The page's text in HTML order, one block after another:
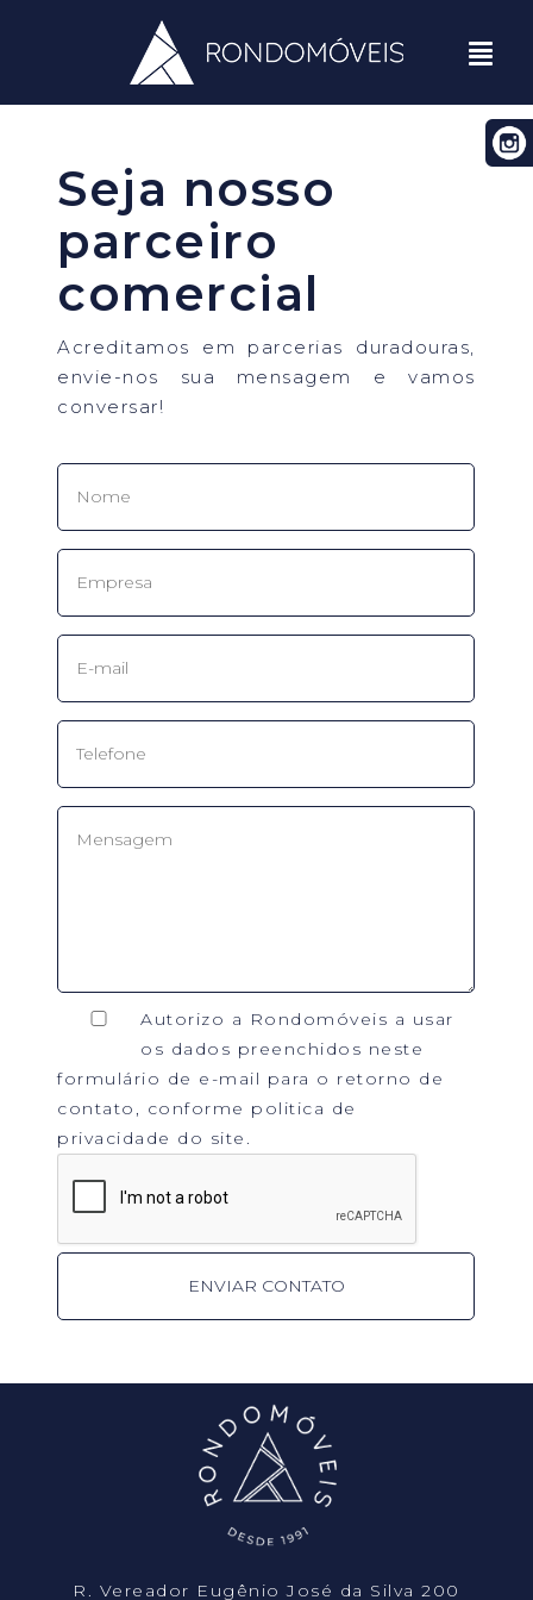
Seja nosso
parceiro
comercial
Acreditamos em parcerias duradouras,
envie-nos sua mensagem e vamos
conversar!
Autorizo a Rondomóveis a usar
os dados preenchidos neste
formulário de e-mail para o retorno de
contato, conforme politica de
privacidade do site.
R. Vereador Eugênio José da Silva 200